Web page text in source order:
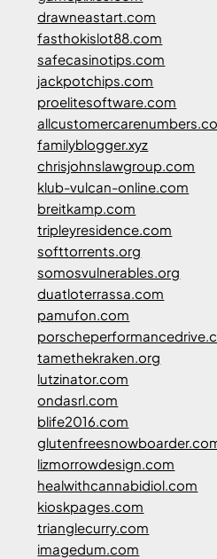
drawneastart.com
fasthokislot88.com
safecasinotips.com
jackpotchips.com
proelitesoftware.com
familyblogger.xyz
chrisjohnslawgroup.com
klub-vulcan-online.com
breitkamp.com
tripleyresidence.com
softtorrents.org
somosvulnerables.org
duatloterrassa.com
pamufon.com
tamethekraken.org
lutzinator.com
ondasrl.com
blife2016.com
lizmorrowdesign.com
healwithcannabidiol.com
kioskpages.com
trianglecurry.com
imagedum.com